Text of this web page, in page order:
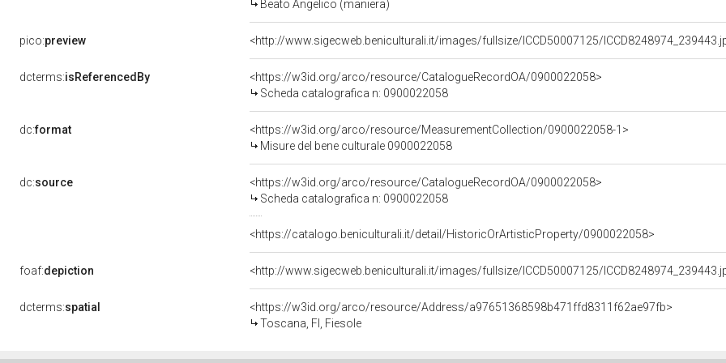
Beato Angelico (maniera)
pico:preview <http://www.sigecweb.beniculturali.it/images/fullsize/ICCD50007125/
dcterms:isReferencedBy
<https://w3id.org/arco/resource/CatalogueRecordOA/0900022058>
Scheda catalografica n: 0900022058
dc:format
<https://w3id.org/arco/resource/MeasurementCollection/0900022058-1>
Misure del bene culturale 0900022058
dc:source
<https://w3id.org/arco/resource/CatalogueRecordOA/0900022058>
Scheda catalografica n: 0900022058
<https://catalogo.beniculturali.it/detail/HistoricOrArtisticProperty/0900022058>
foaf:depiction <http://www.sigecweb.beniculturali.it/images/fullsize/ICCD50007125/
dcterms:spatial
<https://w3id.org/arco/resource/Address/a97651368598b471ffd8311f62ae97fb>
Toscana, FI, Fiesole